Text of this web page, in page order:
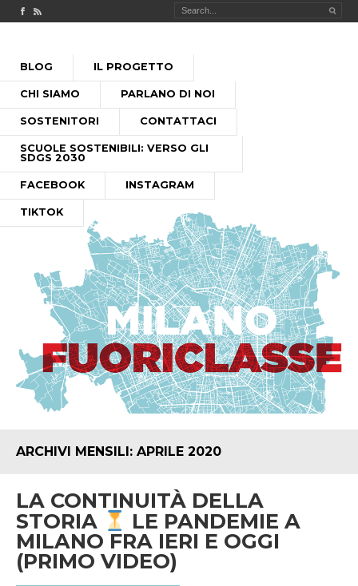
Check out our Facebook page
MILANO FUORICLASSE RSS feed
MENU PRINCIPALE
PASSA
CONTENUTO
BLOG IL PROGETTO
CHI SIAMO PARLANO DI NOI
SOSTENITORI CONTATTACI
SCUOLE SOSTENIBILI: VERSO GLI
SDGS 2030
FACEBOOK INSTAGRAM
TIKTOK
ARCHIVI MENSILI: APRILE 2020
LA CONTINUITÀ DELLA
STORIA
LE PANDEMIE A
MILANO FRA IERI E OGGI
(PRIMO VIDEO)